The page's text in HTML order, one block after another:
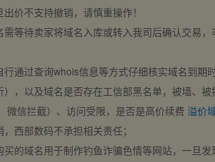
价不支持撤销，请慎重操作！
需等待卖家将域名入库或转入我司后确认交易
行通过查询whois信息等方式仔细核实域名到期
），以及域名是否存在工信部黑名单，被墙、
微信拦截）、访问受限，是否是高价续费 溢价
西部数码不承担相关责任；
买的域名用于制作钓鱼诈骗色情等网站，一旦